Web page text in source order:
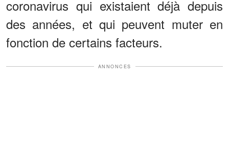
coronavirus qui existaient déjà depuis
des années, et qui peuvent muter en
fonction de certains facteurs.
ANNONCES